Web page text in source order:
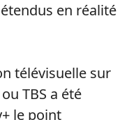
en réalité
télévisuelle sur
TBS a été
le point